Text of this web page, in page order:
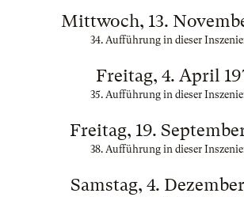
Mittwoch, 13.
34. Aufführung in dieser
Freitag, 4. April
35. Aufführung in dieser
Freitag, 19.
38. Aufführung in dieser
Samstag, 4.